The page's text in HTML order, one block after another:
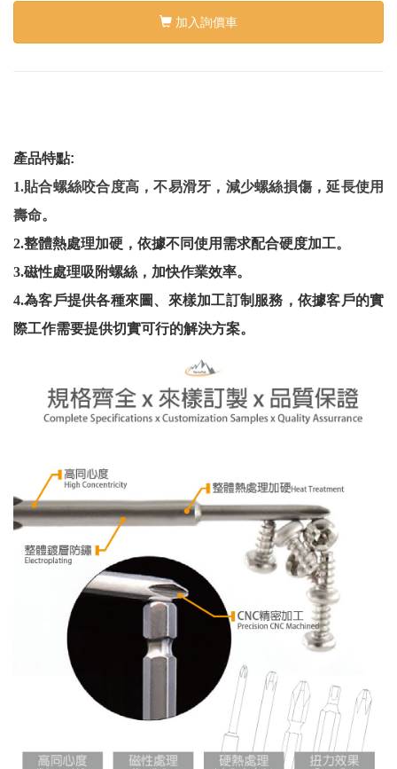
加入詢價車
產品特點:
1.貼合螺絲咬合度高，不易滑牙，減少螺絲損傷，延長使用
壽命。
2.整體熱處理加硬，依據不同使用需求配合硬度加工。
3.磁性處理吸附螺絲，加快作業效率。
4.為客戶提供各種來圖、來樣加工訂制服務，依據客戶的實
際工作需要提供切實可行的解決方案。